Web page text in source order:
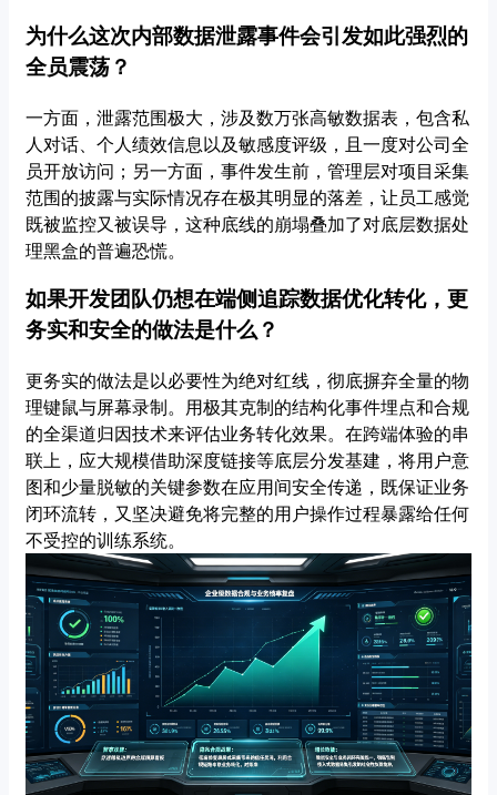
为什么这次内部数据泄露事件会引发如此强烈的
全员震荡？
一方面，泄露范围极大，涉及数万张高敏数据表，包含私
人对话、个人绩效信息以及敏感度评级，且一度对公司全
员开放访问；另一方面，事件发生前，管理层对项目采集
范围的披露与实际情况存在极其明显的落差，让员工感觉
既被监控又被误导，这种底线的崩塌叠加了对底层数据处
理黑盒的普遍恐慌。
如果开发团队仍想在端侧追踪数据优化转化，更
务实和安全的做法是什么？
更务实的做法是以必要性为绝对红线，彻底摒弃全量的物
理键鼠与屏幕录制。用极其克制的结构化事件埋点和合规
的全渠道归因技术来评估业务转化效果。在跨端体验的串
联上，应大规模借助深度链接等底层分发基建，将用户意
图和少量脱敏的关键参数在应用间安全传递，既保证业务
闭环流转，又坚决避免将完整的用户操作过程暴露给任何
不受控的训练系统。